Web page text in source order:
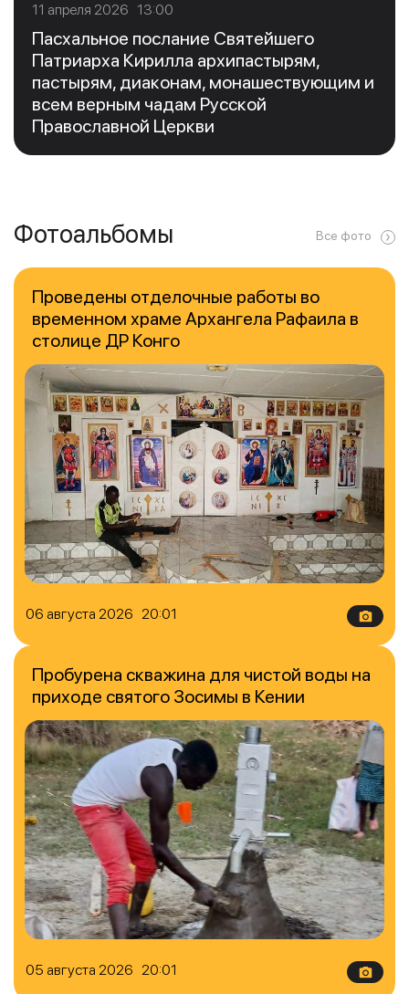
11 апреля 2026 13:00
Пасхальное послание Святейшего
Патриарха Кирилла архипастырям,
пастырям, диаконам, монашествующим и
всем верным чадам Русской
Православной Церкви
Фотоальбомы Все фото
06 августа 2026 20:01
Проведены отделочные работы во
временном храме Архангела Рафаила в
столице ДР Конго
05 августа 2026 20:01
Пробурена скважина для чистой воды на
приходе святого Зосимы в Кении